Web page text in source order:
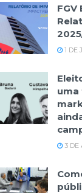
FGV
1 DE
uma
3 DE